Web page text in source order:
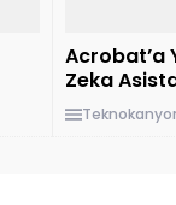
Acrobat’a
Zeka